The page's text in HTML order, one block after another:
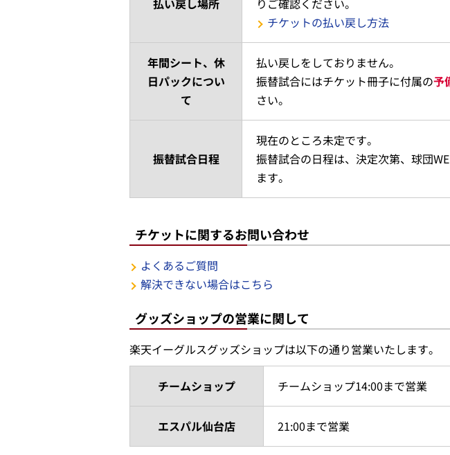
払い戻し場所
りご確認ください。
チケットの払い戻し方法
年間シート、休
日パックについ
て
払い戻しをしておりません。
振替試合にはチケット冊子に付属の予
さい。
振替試合日程
現在のところ未定です。
振替試合の日程は、決定次第、球団
ます。
チケットに関するお問い合わせ
よくあるご質問
解決できない場合はこちら
グッズショップの営業に関して
楽天イーグルスグッズショップは以下の通り営業いたします。
チームショップ チームショップ14:00まで営業
エスパル仙台店 21:00まで営業